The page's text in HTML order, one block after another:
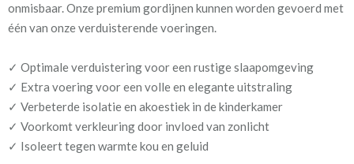
onmisbaar. Onze premium gordijnen kunnen worden gevoerd met
één van onze verduisterende voeringen.
✓ Optimale verduistering voor een rustige slaapomgeving
✓ Extra voering voor een volle en elegante uitstraling
✓ Verbeterde isolatie en akoestiek in de kinderkamer
✓ Voorkomt verkleuring door invloed van zonlicht
✓ Isoleert tegen warmte kou en geluid